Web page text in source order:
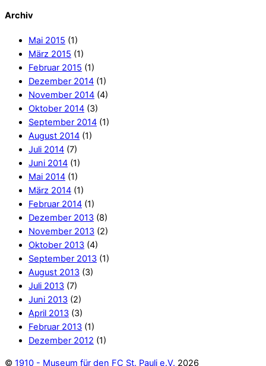
Archiv
Mai 2015 (1)
März 2015 (1)
Februar 2015 (1)
Dezember 2014 (1)
November 2014 (4)
Oktober 2014 (3)
September 2014 (1)
August 2014 (1)
Juli 2014 (7)
Juni 2014 (1)
Mai 2014 (1)
März 2014 (1)
Februar 2014 (1)
Dezember 2013 (8)
November 2013 (2)
Oktober 2013 (4)
September 2013 (1)
August 2013 (3)
Juli 2013 (7)
Juni 2013 (2)
April 2013 (3)
Februar 2013 (1)
Dezember 2012 (1)
© 1910 - Museum für den FC St. Pauli e.V. 2026